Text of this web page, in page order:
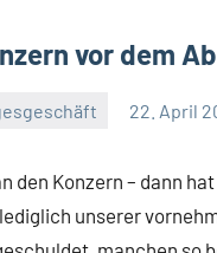
vor dem
22. April
den Konzern – dann
unserer